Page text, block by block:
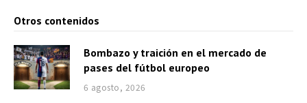
Otros contenidos
Bombazo y traición en el mercado de
pases del fútbol europeo
6 agosto, 2026